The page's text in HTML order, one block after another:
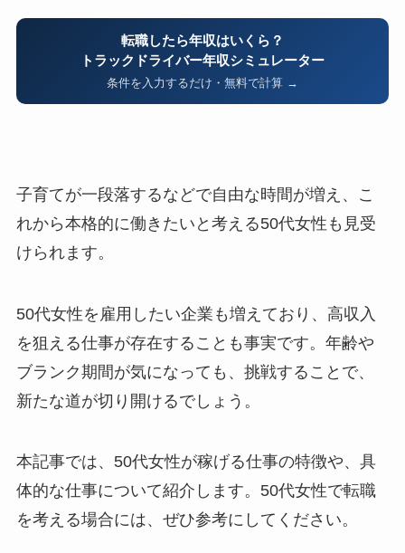
転職したら年収はいくら？
トラックドライバー年収シミュレーター
条件を入力するだけ・無料で計算 →
子育てが一段落するなどで自由な時間が増え、こ
れから本格的に働きたいと考える50代女性も見受
けられます。
50代女性を雇用したい企業も増えており、高収入
を狙える仕事が存在することも事実です。年齢や
ブランク期間が気になっても、挑戦することで、
新たな道が切り開けるでしょう。
本記事では、50代女性が稼げる仕事の特徴や、具
体的な仕事について紹介します。50代女性で転職
を考える場合には、ぜひ参考にしてください。